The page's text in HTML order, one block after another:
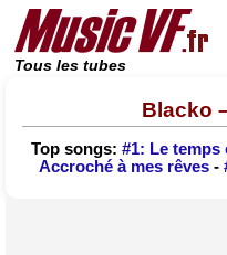
Tous les tubes
Blacko
Top songs: #1: Le temps
Accroché à mes rêves-